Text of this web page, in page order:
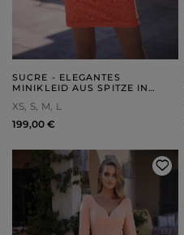
SUCRE - ELEGANTES
MINIKLEID AUS SPITZE IN
XS S M L
199,00 €